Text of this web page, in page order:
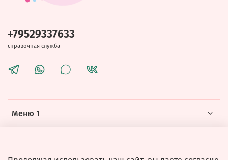
Меню 1
+79529337633
справочная служба